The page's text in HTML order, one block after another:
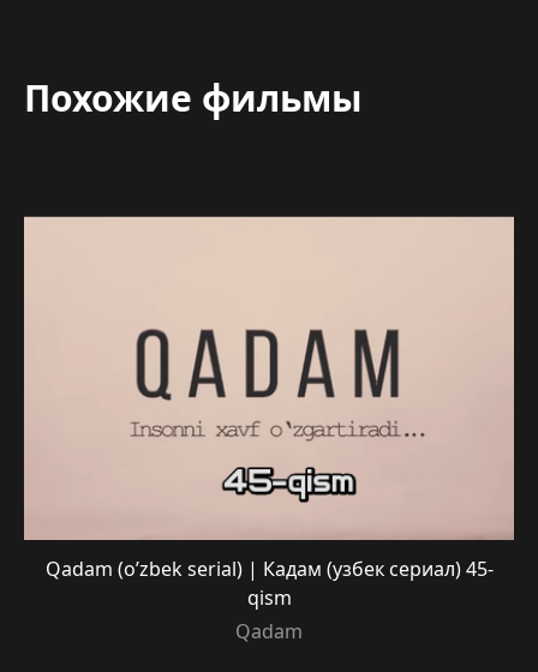
Похожие фильмы
Qadam (o’zbek serial) | Кадам (узбек сериал) 45-
qism
Qadam